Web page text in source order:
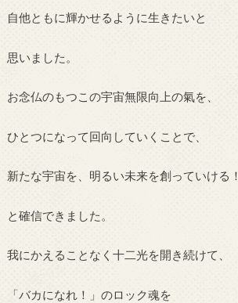
自他ともに輝かせるように生きたいと
思いました。
お念仏のもつこの宇宙無限向上の氣を、
ひとつになって回向していくことで、
新たな宇宙を、明るい未来を創っていける！
と確信できました。
我にかえることなく十二光を開き続けて、
「バカになれ！」のロック魂を